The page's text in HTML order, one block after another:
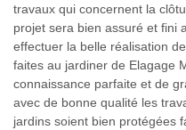
travaux qui concernent la
projet sera bien assuré et fini
effectuer la belle réalisation
faites au jardiner de Elagage
connaissance parfaite et de
avec de bonne qualité les
jardins soient bien protégées